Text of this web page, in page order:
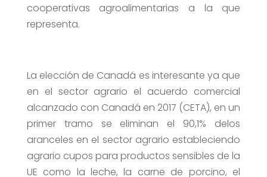
cooperativas agroalimentarias a la que
representa.
La elección de Canadá es interesante ya que
en el sector agrario el acuerdo comercial
alcanzado con Canadá en 2017 (CETA), en un
primer tramo se eliminan el 90,1% delos
aranceles en el sector agrario estableciendo
agrario cupos para productos sensibles de la
UE como la leche, la carne de porcino, el